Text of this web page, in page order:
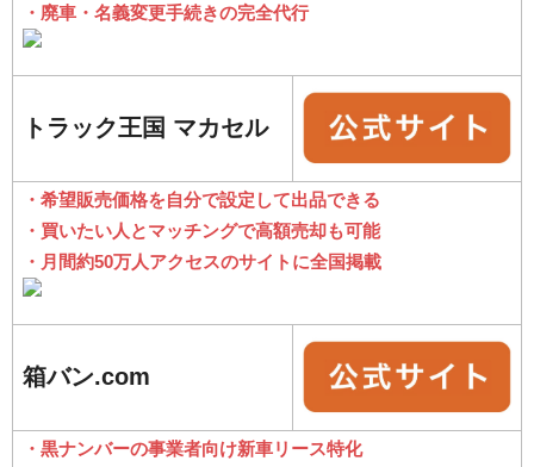
・廃車・名義変更手続きの完全代行
トラック王国 マカセル
・希望販売価格を自分で設定して出品できる
・買いたい人とマッチングで高額売却も可能
・月間約50万人アクセスのサイトに全国掲載
箱バン.com
・黒ナンバーの事業者向け新車リース特化